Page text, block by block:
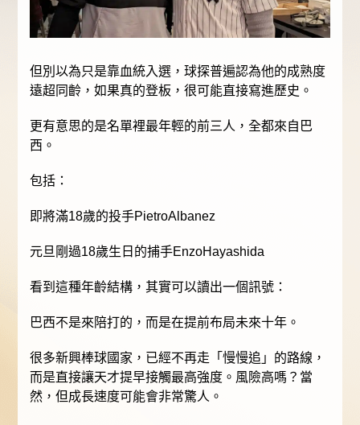
但別以為只是靠血統入選，球探普遍認為他的成熟度
遠超同齡，如果真的登板，很可能直接寫進歷史。
更有意思的是名單裡最年輕的前三人，全都來自巴
西。
包括：
即將滿18歲的投手PietroAlbanez
元旦剛過18歲生日的捕手EnzoHayashida
看到這種年齡結構，其實可以讀出一個訊號：
巴西不是來陪打的，而是在提前布局未來十年。
很多新興棒球國家，已經不再走「慢慢追」的路線，
而是直接讓天才提早接觸最高強度。風險高嗎？當
然，但成長速度可能會非常驚人。